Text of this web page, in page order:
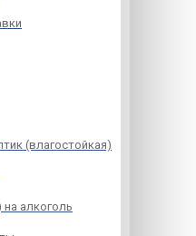
(влагостойкая)
на алкоголь